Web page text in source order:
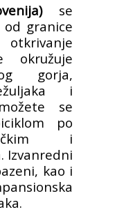
se
granice
okružuje
gorja,
i
se
po
i
Izvanredni
kao i